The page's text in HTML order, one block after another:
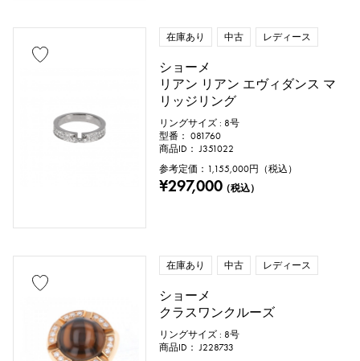
在庫あり 中古 レディース
ショーメ
リアン リアン エヴィダンス マ
リッジリング
リングサイズ : 8号
型番： 081760
商品ID： J351022
参考定価： 1,155,000円（税込）
¥297,000（税込）
在庫あり 中古 レディース
ショーメ
クラスワンクルーズ
リングサイズ : 8号
商品ID： J228733